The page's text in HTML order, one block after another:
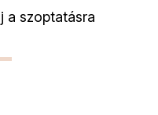
a szoptatásra